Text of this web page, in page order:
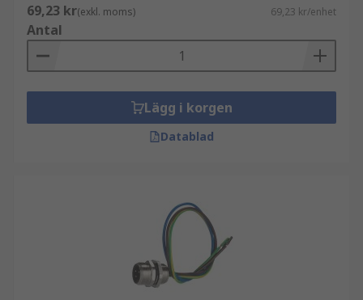
Fabriks- och industriautomation
Tillverkning
Industriella nätverk
Mätning och instrumentering
69,23 kr(exkl. moms) 69,23 kr/enhet
Antal
Lägg i korgen
Datablad